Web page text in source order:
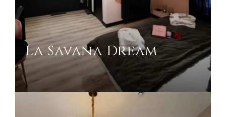
La Savana Dream